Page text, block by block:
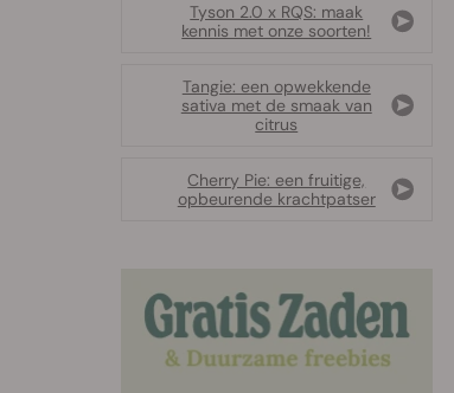
Tyson 2.0 x RQS: maak
kennis met onze soorten!
Tangie: een opwekkende
sativa met de smaak van
citrus
Cherry Pie: een fruitige,
opbeurende krachtpatser